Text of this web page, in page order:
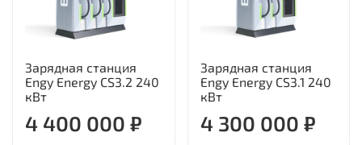
Зарядная станция
Engy Energy CS3.2 240
кВт
4 400 000 ₽
Зарядная станция
Engy Energy CS3.1 240
кВт
4 300 000 ₽